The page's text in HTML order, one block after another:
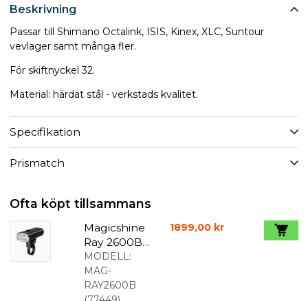
Beskrivning
Passar till Shimano Octalink, ISIS, Kinex, XLC, Suntour
vevlager samt många fler.
För skiftnyckel 32.
Material: härdat stål - verkstads kvalitet.
Specifikation
Prismatch
Ofta köpt tillsammans
Magicshine
Ray 2600B
Lumen
Framljus
MODELL:
MAG-
RAY2600B
1899,00 kr